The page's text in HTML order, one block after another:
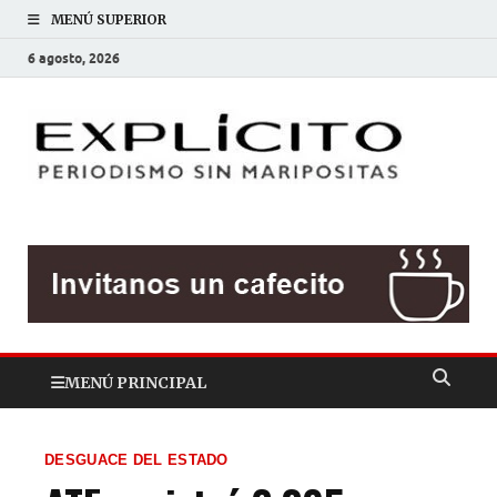
MENÚ SUPERIOR
6 agosto, 2026
MENÚ PRINCIPAL
DESGUACE DEL ESTADO